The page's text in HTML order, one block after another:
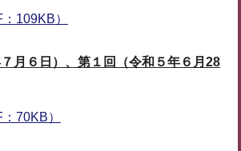
109KB）
月６日）、第１回（令和５年６月28
70KB）